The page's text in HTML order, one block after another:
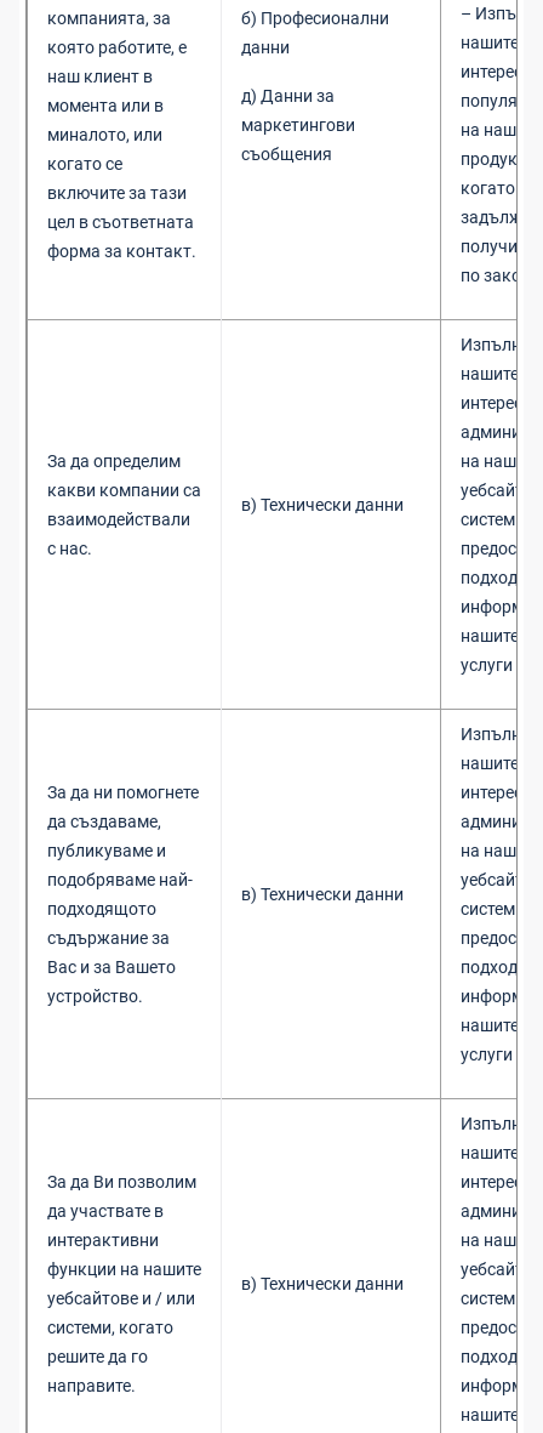
компанията, за
която работите, е
наш клиент в
момента или в
миналото, или
когато се
включите за тази
цел в съответната
форма за контакт.
б) Професионални
данни
д) Данни за
маркетингови
съобщения
–
нашите
интереси
на нашите
продукти
когато не
получим
по закон
За да определим
какви компании са
взаимодействали
с нас.
в) Технически данни
нашите
интереси
на нашите
системи и
нашите
услуги
За да ни помогнете
да създаваме,
публикуваме и
подобряваме най-
подходящото
съдържание за
Вас и за Вашето
устройство.
в) Технически данни
нашите
интереси
на нашите
системи и
нашите
услуги
За да Ви позволим
да участвате в
интерактивни
функции на нашите
уебсайтове и / или
системи, когато
решите да го
направите.
в) Технически данни
нашите
интереси
на нашите
системи и
нашите